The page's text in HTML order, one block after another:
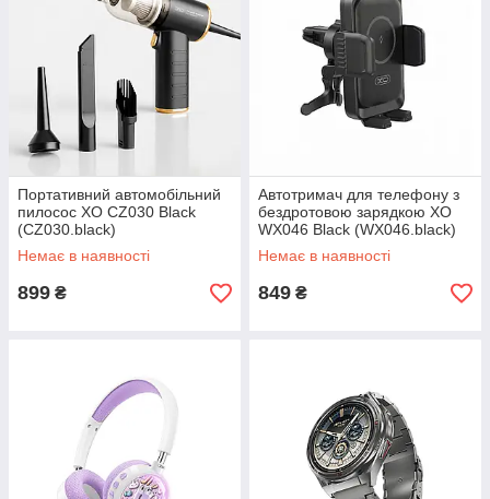
Портативний автомобільний
пилосос XO CZ030 Black
(CZ030.black)
Немає в наявності
899 ₴
Автотримач для телефону з
бездротовою зарядкою XO
WX046 Black (WX046.black)
Немає в наявності
849 ₴